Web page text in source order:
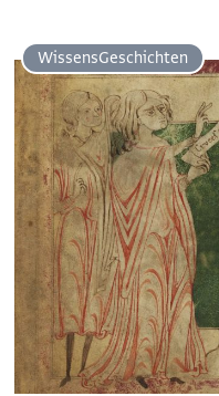
Wissens­Geschichten